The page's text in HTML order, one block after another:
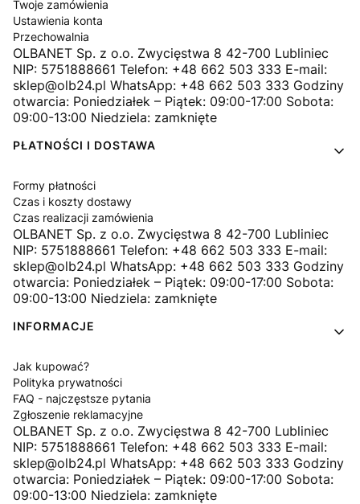
Twoje zamówienia
Ustawienia konta
Przechowalnia
OLBANET Sp. z o.o. Zwycięstwa 8 42-700 Lubliniec
NIP: 5751888661 Telefon: +48 662 503 333 E-mail:
sklep@olb24.pl WhatsApp: +48 662 503 333 Godziny
otwarcia: Poniedziałek – Piątek: 09:00-17:00 Sobota:
09:00-13:00 Niedziela: zamknięte
PŁATNOŚCI I DOSTAWA
Formy płatności
Czas i koszty dostawy
Czas realizacji zamówienia
OLBANET Sp. z o.o. Zwycięstwa 8 42-700 Lubliniec
NIP: 5751888661 Telefon: +48 662 503 333 E-mail:
sklep@olb24.pl WhatsApp: +48 662 503 333 Godziny
otwarcia: Poniedziałek – Piątek: 09:00-17:00 Sobota:
09:00-13:00 Niedziela: zamknięte
INFORMACJE
Jak kupować?
Polityka prywatności
FAQ - najczęstsze pytania
Zgłoszenie reklamacyjne
OLBANET Sp. z o.o. Zwycięstwa 8 42-700 Lubliniec
NIP: 5751888661 Telefon: +48 662 503 333 E-mail:
sklep@olb24.pl WhatsApp: +48 662 503 333 Godziny
otwarcia: Poniedziałek – Piątek: 09:00-17:00 Sobota:
09:00-13:00 Niedziela: zamknięte